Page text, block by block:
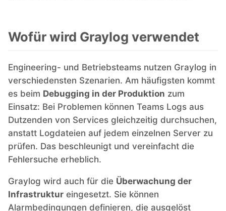
Postfix
PostgreSQL
Prometheus
Python
RabbitMQ
Redis®*
Wofür wird Graylog verwendet
Engineering- und Betriebsteams nutzen Graylog in
verschiedensten Szenarien. Am häufigsten kommt
es beim Debugging in der Produktion zum
Einsatz: Bei Problemen können Teams Logs aus
Dutzenden von Services gleichzeitig durchsuchen,
anstatt Logdateien auf jedem einzelnen Server zu
prüfen. Das beschleunigt und vereinfacht die
Fehlersuche erheblich.
Graylog wird auch für die Überwachung der
Infrastruktur eingesetzt. Sie können
Alarmbedingungen definieren, die ausgelöst